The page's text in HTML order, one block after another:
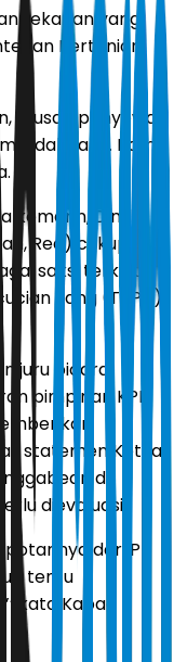
rekanan yang
Pertanian
urusan penyewa.
tidak tahu. Kami
Dindo
Red) cukup
saksi terkait
uang (TPPU)
juru bicara
pimpinan KPK
statemen Ketua
di
dievaluasi.
dari Plt
tentu
kata Kabag